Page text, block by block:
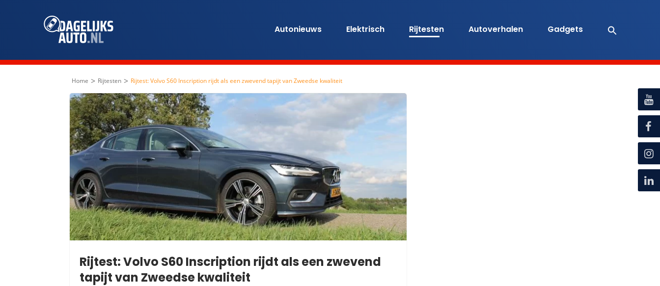
Autonieuws Elektrisch Rijtesten Autoverhalen Gadgets
Home > Rijtesten > Rijtest: Volvo S60 Inscription rijdt als een zwevend tapijt van Zweedse kwaliteit
Rijtest: Volvo S60 Inscription rijdt als een zwevend
tapijt van Zweedse kwaliteit